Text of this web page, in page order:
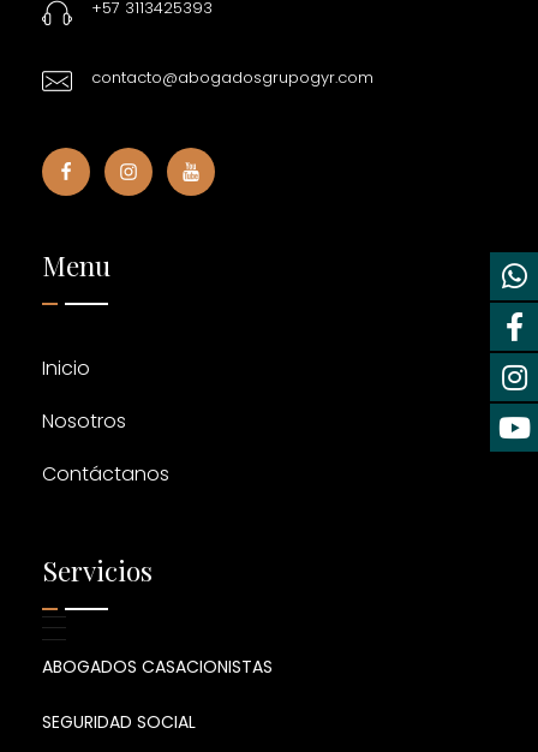
+57 3113425393
contacto@abogadosgrupogyr.com
Menu
Inicio
Nosotros
Contáctanos
Servicios
ABOGADOS CASACIONISTAS
SEGURIDAD SOCIAL